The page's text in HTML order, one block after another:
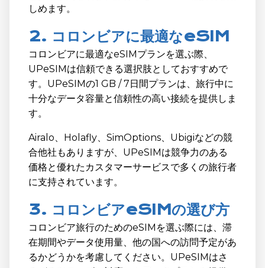
しめます。
2. コロンビアに最適なeSIM
コロンビアに最適なeSIMプランを選ぶ際、
UPeSIMは信頼できる選択肢としておすすめで
す。UPeSIMの1 GB / 7日間プランは、旅行中に
十分なデータ容量と信頼性の高い接続を提供しま
す。
Airalo、Holafly、SimOptions、Ubigiなどの競
合他社もありますが、UPeSIMは競争力のある
価格と優れたカスタマーサービスで多くの旅行者
に支持されています。
3. コロンビアeSIMの選び方
コロンビア旅行のためのeSIMを選ぶ際には、滞
在期間やデータ使用量、他の国への訪問予定があ
るかどうかを考慮してください。UPeSIMはさ